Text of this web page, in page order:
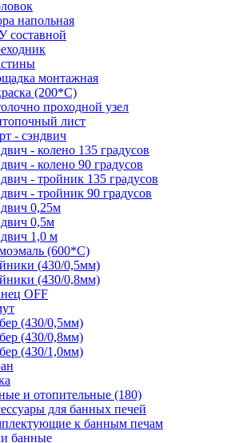
напольная
составной
монтажная
(200*С)
проходной узел
лист
- сэндвич
- колено 135 градусов
- колено 90 градусов
- тройник 135 градусов
- тройник 90 градусов
0,25м
0,5м
1,0 м
(600*С)
(430/0,5мм)
(430/0,8мм)
OFF
(430/0,5мм)
(430/0,8мм)
(430/1,0мм)
и отопительные (180)
для банных печей
к банным печам
банные